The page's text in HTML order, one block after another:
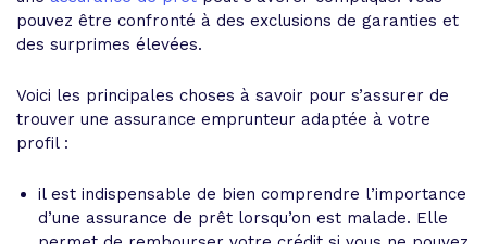
pouvez être confronté à des exclusions de garanties et
des surprimes élevées.
Voici les principales choses à savoir pour s’assurer de
trouver une assurance emprunteur adaptée à votre
profil :
il est indispensable de bien comprendre l’importance
d’une assurance de prêt lorsqu’on est malade. Elle